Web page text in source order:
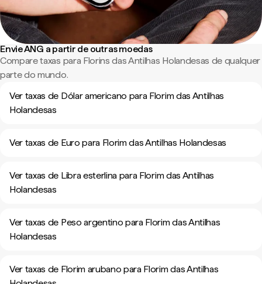
Envie ANG a partir de outras moedas
Compare taxas para Florins das Antilhas Holandesas de qualquer
parte do mundo.
Ver taxas de Dólar americano para Florim das Antilhas
Holandesas
Ver taxas de Euro para Florim das Antilhas Holandesas
Ver taxas de Libra esterlina para Florim das Antilhas
Holandesas
Ver taxas de Peso argentino para Florim das Antilhas
Holandesas
Ver taxas de Florim arubano para Florim das Antilhas